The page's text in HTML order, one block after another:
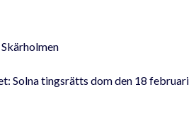
Solna tingsrätts dom den 18 februari